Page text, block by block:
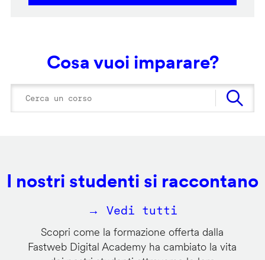
Cosa vuoi imparare?
I nostri studenti si raccontano
→ Vedi tutti
Scopri come la formazione offerta dalla
Fastweb Digital Academy ha cambiato la vita